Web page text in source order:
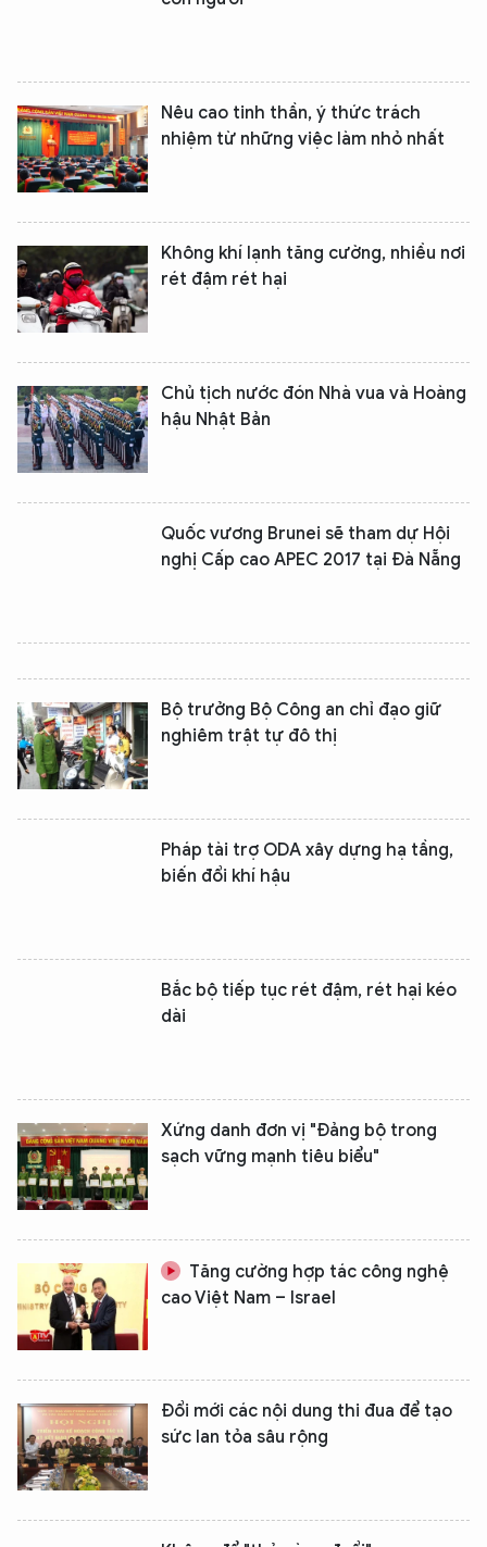
Nêu cao tinh thần, ý thức trách
nhiệm từ những việc làm nhỏ nhất
Không khí lạnh tăng cường, nhiều nơi
rét đậm rét hại
Chủ tịch nước đón Nhà vua và Hoàng
hậu Nhật Bản
Quốc vương Brunei sẽ tham dự Hội
nghị Cấp cao APEC 2017 tại Đà Nẵng
Bộ trưởng Bộ Công an chỉ đạo giữ
nghiêm trật tự đô thị
Pháp tài trợ ODA xây dựng hạ tầng,
biến đổi khí hậu
Bắc bộ tiếp tục rét đậm, rét hại kéo
dài
Xứng danh đơn vị "Đảng bộ trong
sạch vững mạnh tiêu biểu"
Tăng cường hợp tác công nghệ
cao Việt Nam – Israel
Đổi mới các nội dung thi đua để tạo
sức lan tỏa sâu rộng
XIN CHÀO,
TÔI LÀ CHATBOT CỦA
Hãy hỏi tôi bất kỳ điều gì bạn cần biết về